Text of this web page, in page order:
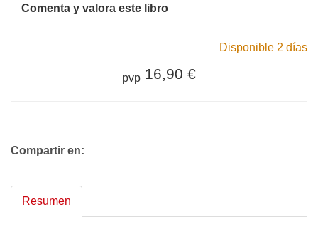
Comenta y valora este libro
Disponible 2 días
pvp 16,90 €
Compartir en:
Resumen